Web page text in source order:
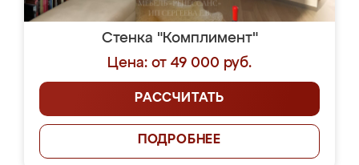
Стенка "Комплимент"
Цена: от 49 000 руб.
РАССЧИТАТЬ
ПОДРОБНЕЕ